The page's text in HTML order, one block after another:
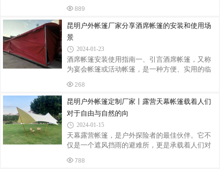
包式帐篷等。在选择帐篷时，需根据露营人数、
二
着卓越的品质和丰富的产品线，飞宏户外帐篷在
国内外市场上赢得了良好的口碑。一、美食街人
字帐篷美食街人字帐篷是飞宏户外帐篷厂家的明
星产品之一。这款帐篷设计独特，结构稳固，同
时又具有良好的通风性能。在炎炎夏日，它能为
游客提供一个凉爽、舒适的用餐环境。而在寒冷
的冬季，帐篷内部则温暖如春。美食街人字帐篷
的广泛应用，为各地的美食街、夜市增添了一道
889
昆明户外帐篷厂家分享酒席帐篷的安装和使用场
景
2024-01-23
酒席帐篷安装使用指南一、引言酒席帐篷，又称
为宴会帐篷或活动帐篷，是一种方便、实用的临
动。了解如何正确安装和使用酒席帐篷，不仅可
以确保活动的顺利进行，还可以保证参与者的舒
适与安全。二、酒席帐篷的安装1. 选择合适的场
地：确保地面平整、无障碍物，以便帐篷的稳定
安装。避免在斜坡或软土地上搭建帐篷。2. 检查
并整理配件：根据帐篷的型号和规格，检查所需
的配件，如支柱、钢丝绳、地钉等是否齐全，并
确保没有损坏。3. 安装支柱：按照说明书的指
268
昆明户外帐篷定制厂家丨露营天幕帐篷载着人们
对于自由与自然的向
2024-01-15
天幕露营帐篷，是户外探险者的最佳伙伴。它不
仅是一个遮风挡雨的避难所，更是承载着人们对
洁的月光下显得格外醒目。仿佛是一颗闪耀的星
788